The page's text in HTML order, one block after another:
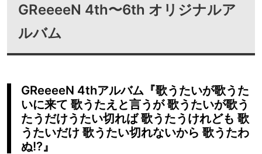
GReeeeN 4th〜6th オリジナルア
ルバム
GReeeeN 4thアルバム『歌うたいが歌うた
いに来て 歌うたえと言うが 歌うたいが歌う
たうだけうたい切れば 歌うたうけれども 歌
うたいだけ 歌うたい切れないから 歌うたわ
ぬ!?』